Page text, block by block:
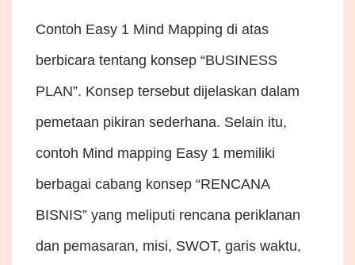
Contoh Easy 1 Mind Mapping di atas
berbicara tentang konsep “BUSINESS
PLAN”. Konsep tersebut dijelaskan dalam
pemetaan pikiran sederhana. Selain itu,
contoh Mind mapping Easy 1 memiliki
berbagai cabang konsep “RENCANA
BISNIS” yang meliputi rencana periklanan
dan pemasaran, misi, SWOT, garis waktu,